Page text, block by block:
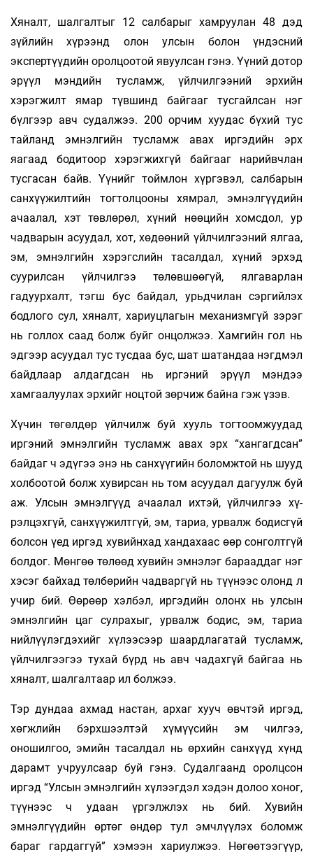
Хяналт, шалгалтыг 12 салбарыг хамруулан 48 дэд
зүйлийн хүрээнд олон улсын болон үндэсний
экспертүүдийн оролцоотой явуулсан гэнэ. Үүний дотор
эрүүл мэндийн тусламж, үйлчилгээний эрхийн
хэрэгжилт ямар түвшинд байгааг тусгайлсан нэг
бүлгээр авч судалжээ. 200 орчим хуудас бүхий тус
тайланд эмнэлгийн тусламж авах иргэдийн эрх
яагаад бодитоор хэрэгжихгүй байгааг нарийвчлан
тусгасан байв. Үүнийг тоймлон хүргэвэл, салбарын
санхүүжилтийн тогтолцооны хямрал, эмнэлгүүдийн
ачаалал, хэт төвлөрөл, хүний нөөцийн хомсдол, ур
чадварын асуудал, хот, хөдөөний үйлчилгээний ялгаа,
эм, эмнэлгийн хэрэгслийн тасалдал, хүний эрхэд
суурилсан үйлчилгээ төлөвшөөгүй, ялгаварлан
гадуурхалт, тэгш бус байдал, урьдчилан сэргийлэх
бодлого сул, хяналт, хариуцлагын механизмгүй зэрэг
нь голлох саад болж буйг онцолжээ. Хамгийн гол нь
эдгээр асуудал тус тусдаа бус, шат шатандаа нэгдмэл
байдлаар алдагдсан нь иргэний эрүүл мэндээ
хамгаалуулах эрхийг ноцтой зөрчиж байна гэж үзэв.
Хүчин төгөлдөр үйлчилж буй хууль тогтоомжуудад
иргэний эмнэлгийн тусламж авах эрх “хангагдсан”
байдаг ч эдүгээ энэ нь санхүүгийн боломжтой нь шууд
холбоотой болж хувирсан нь том асуудал дагуулж буй
аж. Улсын эмнэлгүүд ачаалал ихтэй, үйлчилгээ хү­
рэлцэхгүй, санхүүжилтгүй, эм, тариа, урвалж бодисгүй
болсон үед иргэд хувийнхад хандахаас өөр сонголтгүй
болдог. Мөнгөө төлөөд хувийн эмнэлэг барааддаг нэг
хэсэг байхад төлбөрийн чадваргүй нь түүнээс олонд л
учир бий. Өөрөөр хэлбэл, иргэдийн олонх нь улсын
эмнэлгийн цаг сулрахыг, урвалж бодис, эм, тариа
нийлүүлэгдэхийг хүлээсээр шаардлагатай тусламж,
үйлчилгээгээ тухай бүрд нь авч чадахгүй байгаа нь
хяналт, шалгалтаар ил болжээ.
Тэр дундаа ахмад настан, архаг хууч өвчтэй иргэд,
хөгжлийн бэрхшээлтэй хүмүүсийн эм­ чилгээ,
оношилгоо, эмийн тасалдал нь өрхийн санхүүд хүнд
дарамт учруулсаар буй гэнэ. Судалгаанд оролцсон
иргэд “Улсын эмнэлгийн хүлээгдэл хэдэн долоо хоног,
түүнээс ч удаан үргэлжлэх нь бий. Хувийн
эмнэлгүүдийн өртөг өндөр тул эмчлүүлэх боломж
бараг гардаггүй” хэмээн хариулжээ. Нөгөөтээгүүр,